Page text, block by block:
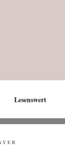
Lesenswert